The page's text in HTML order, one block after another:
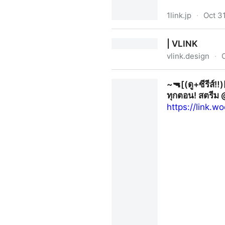
1link.jp · Oct
(@poisonousloveep7) |
| VLINK
vlink.design ·
~🔫[(ดู+ซีรีส์
ทุกตอน! สตรีม
https://